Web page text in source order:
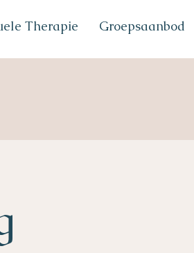
Therapie Groepsaanbod